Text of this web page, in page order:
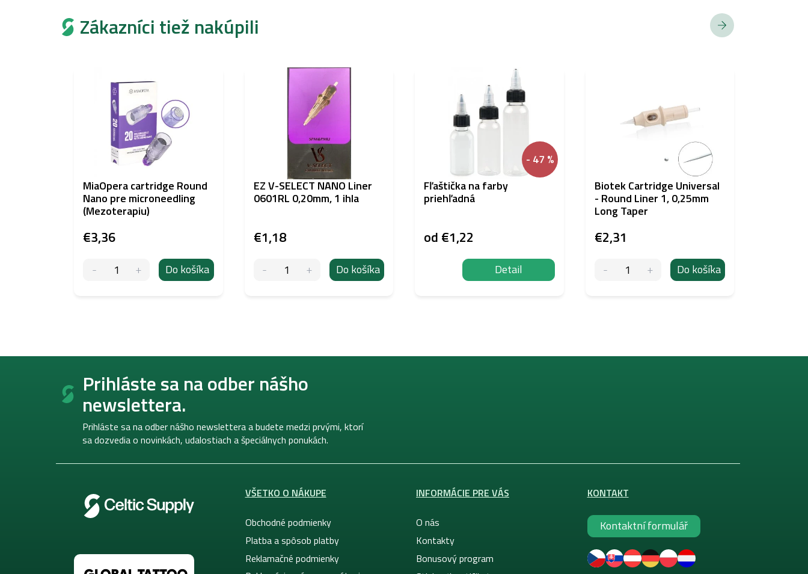
Zákazníci tiež nakúpili
MiaOpera cartridge Round
Nano pre microneedling
(Mezoterapiu)
€3,36
Do košíka
EZ V-SELECT NANO Liner
0601RL 0,20mm, 1 ihla
€1,18
Do košíka
- 47 %
Fľaštička na farby
priehľadná
od €1,22
Detail
Biotek Cartridge Universal
- Round Liner 1, 0,25mm
Long Taper
€2,31
Do košíka
Z
Prihláste sa na odber nášho
newslettera.
Prihláste sa na odber nášho newslettera a budete medzi prvými, ktorí
sa dozvedia o novinkách, udalostiach a špeciálnych ponukách.
VŠETKO O NÁKUPE
Obchodné podmienky
Platba a spôsob platby
Reklamačné podmienky
INFORMÁCIE PRE VÁS
O nás
Kontakty
Bonusový program
KONTAKT
Kontaktní formulář